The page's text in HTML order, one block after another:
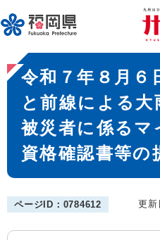
ー
ジ
先
頭
メニューを
本
文
令和７年８月６
と前線による
被災者に係るマ
資格確認書等の
ページID：0784612 更新